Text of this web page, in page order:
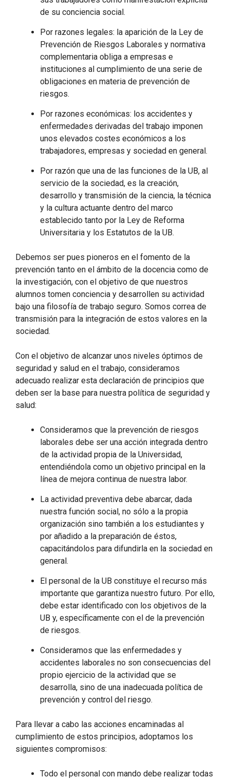
de su conciencia social.
Por razones legales: la aparición de la Ley de
Prevención de Riesgos Laborales y normativa
complementaria obliga a empresas e
instituciones al cumplimiento de una serie de
obligaciones en materia de prevención de
riesgos.
Por razones económicas: los accidentes y
enfermedades derivadas del trabajo imponen
unos elevados costes económicos a los
trabajadores, empresas y sociedad en general.
Por razón que una de las funciones de la UB, al
servicio de la sociedad, es la creación,
desarrollo y transmisión de la ciencia, la técnica
y la cultura actuante dentro del marco
establecido tanto por la Ley de Reforma
Universitaria y los Estatutos de la UB.
Debemos ser pues pioneros en el fomento de la
prevención tanto en el ámbito de la docencia como de
la investigación, con el objetivo de que nuestros
alumnos tomen conciencia y desarrollen su actividad
bajo una filosofía de trabajo seguro. Somos correa de
transmisión para la integración de estos valores en la
sociedad.
Con el objetivo de alcanzar unos niveles óptimos de
seguridad y salud en el trabajo, consideramos
adecuado realizar esta declaración de principios que
deben ser la base para nuestra política de seguridad y
salud:
Consideramos que la prevención de riesgos
laborales debe ser una acción integrada dentro
de la actividad propia de la Universidad,
entendiéndola como un objetivo principal en la
línea de mejora continua de nuestra labor.
La actividad preventiva debe abarcar, dada
nuestra función social, no sólo a la propia
organización sino también a los estudiantes y
por añadido a la preparación de éstos,
capacitándolos para difundirla en la sociedad en
general.
El personal de la UB constituye el recurso más
importante que garantiza nuestro futuro. Por ello,
debe estar identificado con los objetivos de la
UB y, específicamente con el de la prevención
de riesgos.
Consideramos que las enfermedades y
accidentes laborales no son consecuencias del
propio ejercicio de la actividad que se
desarrolla, sino de una inadecuada política de
prevención y control del riesgo.
Para llevar a cabo las acciones encaminadas al
cumplimiento de estos principios, adoptamos los
siguientes compromisos:
Todo el personal con mando debe realizar todas